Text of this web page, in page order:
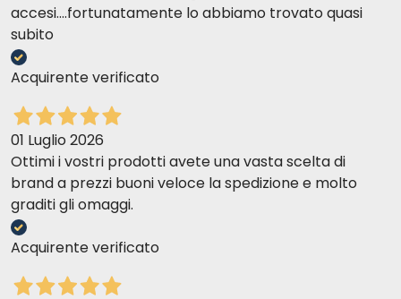
accesi....fortunatamente lo abbiamo trovato quasi
subito
Acquirente verificato
01 Luglio 2026
Ottimi i vostri prodotti avete una vasta scelta di
brand a prezzi buoni veloce la spedizione e molto
graditi gli omaggi.
Acquirente verificato